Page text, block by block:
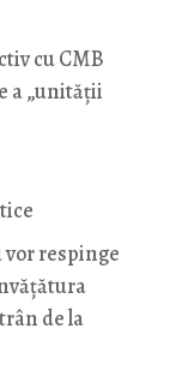
cu CMB
a „unității
respinge
de la